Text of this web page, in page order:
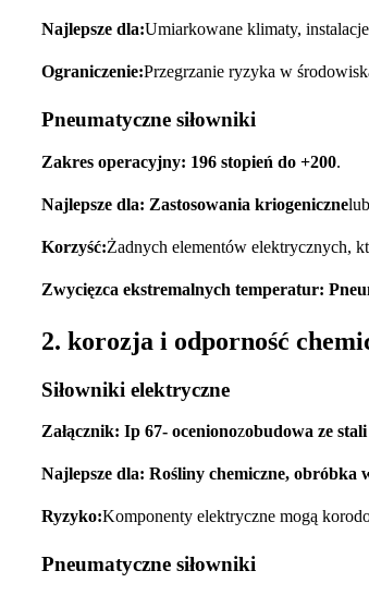
Najlepsze dla:Umiarkowane klimaty,
Ograniczenie:Przegrzanie ryzyka w
Pneumatyczne siłowniki
Zakres operacyjny: 196 stopień do +200.
Najlepsze dla: Zastosowania kriogeniczne
Korzyść:Żadnych elementów elektrycznych,
Zwycięzca ekstremalnych temperatur:
2. korozja i odporność
Siłowniki elektryczne
Załącznik: Ip 67- ocenionozobudowa ze
Najlepsze dla: Rośliny chemiczne, obróbka
Ryzyko:Komponenty elektryczne mogą
Pneumatyczne siłowniki